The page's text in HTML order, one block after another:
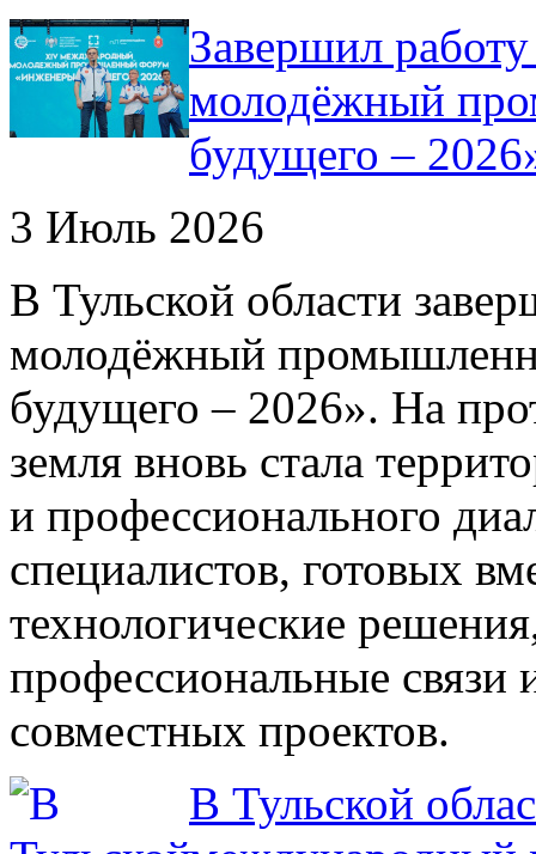
Завершил
молодёжный
будущего –
3 Июль 2026
В Тульской области
молодёжный
будущего – 2026». На
земля вновь стала
и профессионального
специалистов, готовых
технологические
профессиональные связи
совместных проектов.
В Тульской